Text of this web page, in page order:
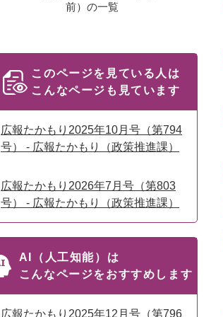
前）の一覧
このページを見ている人は
こんなページも見ています
広報たかもり2025年10月号（第794
号） - 広報たかもり（政策推進課）
広報たかもり2026年7月号（第803
号） - 広報たかもり（政策推進課）
AI（人工知能）は
こんなページをおすすめします
広報たかもり2025年12月号（第796